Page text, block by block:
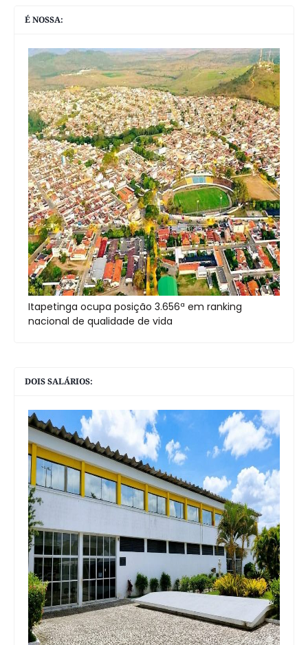
É NOSSA:
Itapetinga ocupa posição 3.656ª em ranking
nacional de qualidade de vida
DOIS SALÁRIOS: